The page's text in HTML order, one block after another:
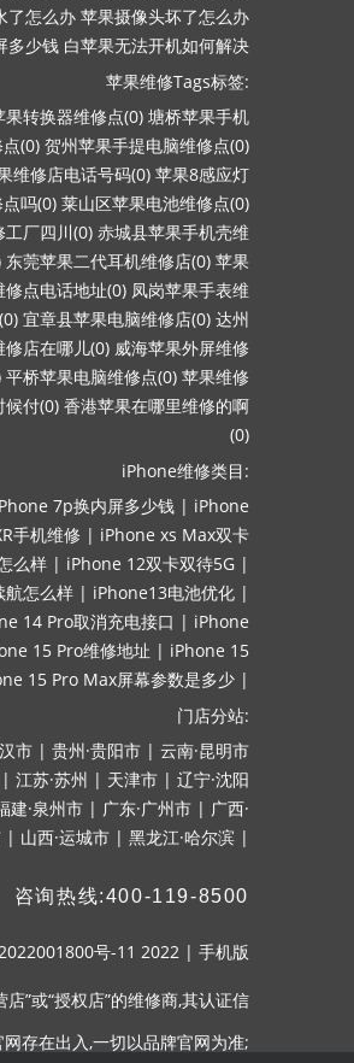
了怎么办 苹果摄像头坏了怎么办
多少钱 白苹果无法开机如何解决
苹果维修Tags标签:
果转换器维修点(0) 塘桥苹果手机
(0) 贺州苹果手提电脑维修点(0)
维修店电话号码(0) 苹果8感应灯
吗(0) 莱山区苹果电池维修点(0)
厂四川(0) 赤城县苹果手机壳维
东莞苹果二代耳机维修店(0) 苹果
修点电话地址(0) 凤岗苹果手表维
宜章县苹果电脑维修店(0) 达州
店在哪儿(0) 威海苹果外屏维修
平桥苹果电脑维修点(0) 苹果维修
候付(0) 香港苹果在哪里维修的啊
(0)
iPhone维修类目:
7p换内屏多少钱 | iPhone
手机维修 | iPhone xs Max双卡
么样 | iPhone 12双卡双待5G |
怎么样 | iPhone13电池优化 |
14 Pro取消充电接口 | iPhone
15 Pro维修地址 | iPhone 15
15 Pro Max屏幕参数是多少 |
门店分站:
市 | 贵州·贵阳市 | 云南·昆明市
| 江苏·苏州 | 天津市 | 辽宁·沈阳
建·泉州市 | 广东·广州市 | 广西·
| 山西·运城市 | 黑龙江·哈尔滨 |
咨询热线:400-119-8500
号-11 2022 | 手机版
”或“授权店”的维修商,其认证信
存在出入,一切以品牌官网为准;